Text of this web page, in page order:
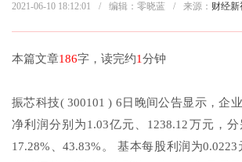
2021-06-10 18:12:01 / 编辑：零晓蓝 / 来源： 财经新
本篇文章186字，读完约1分钟
振芯科技( 300101 ) 6日晚间公告显示，企
净利润分别为1.03亿元、1238.12万元，
17.28%、43.83%。 基本每股利润为